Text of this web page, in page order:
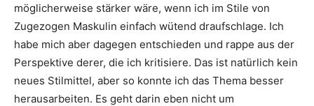
möglicherweise stärker wäre, wenn ich im Stile von
Zugezogen Maskulin einfach wütend draufschlage. Ich
habe mich aber dagegen entschieden und rappe aus der
Perspektive derer, die ich kritisiere. Das ist natürlich kein
neues Stilmittel, aber so konnte ich das Thema besser
herausarbeiten. Es geht darin eben nicht um